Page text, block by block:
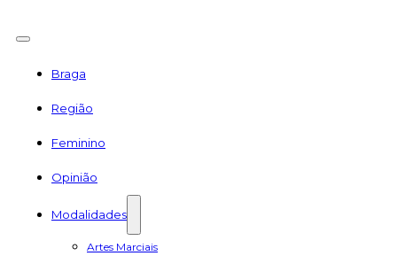
Braga
Região
Feminino
Opinião
Modalidades
Artes Marciais